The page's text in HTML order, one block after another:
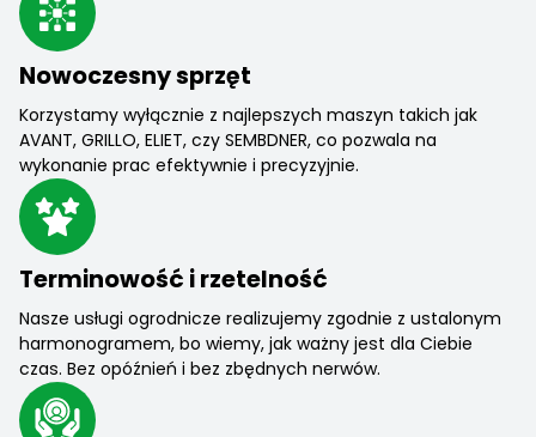
Nowoczesny sprzęt
Korzystamy wyłącznie z najlepszych maszyn takich jak
AVANT, GRILLO, ELIET, czy SEMBDNER, co pozwala na
wykonanie prac efektywnie i precyzyjnie.
Terminowość i rzetelność
Nasze usługi ogrodnicze realizujemy zgodnie z ustalonym
harmonogramem, bo wiemy, jak ważny jest dla Ciebie
czas. Bez opóźnień i bez zbędnych nerwów.